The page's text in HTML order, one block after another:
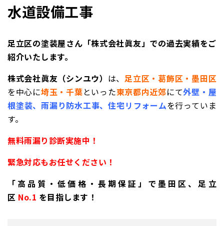
水道設備工事
足立区の塗装屋さん「株式会社眞友」での過去実績をご
紹介いたします。
株式会社眞友（シンユウ） は、足立区・葛飾区・墨田区
を中心に埼玉・千葉といった東京都内近郊にて外壁・屋
根塗装、雨漏り防水工事、住宅リフォームを行っていま
す。
無料雨漏り診断実施中！
緊急対応もお任せください！
「高品質・低価格・長期保証」で墨田区、足立
区 No.1 を目指します！